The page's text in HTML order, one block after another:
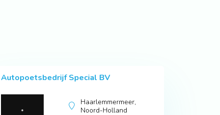
Autopoetsbedrijf Special BV
Haarlemmermeer,
Noord-Holland